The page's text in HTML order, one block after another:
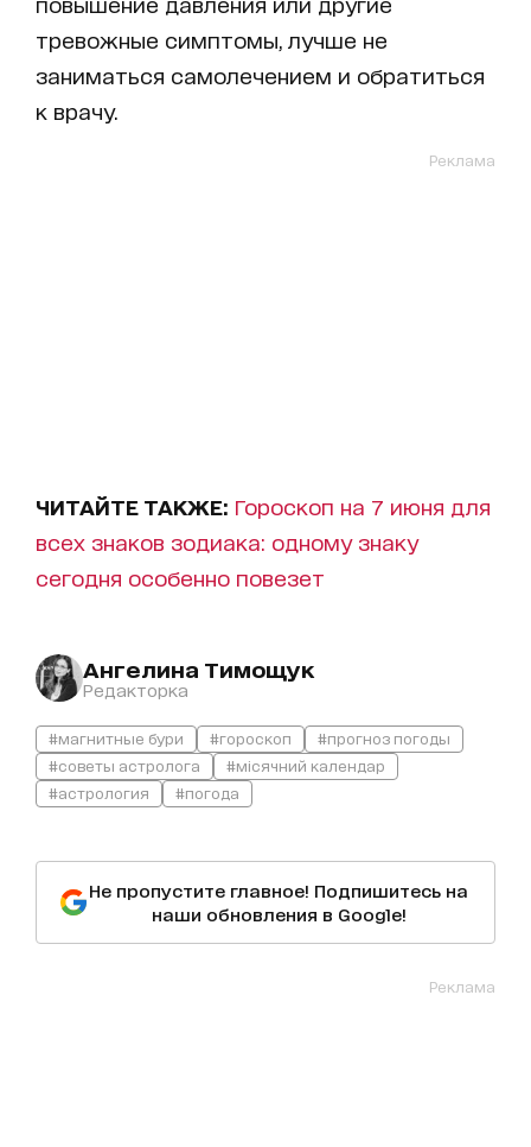
тревожные симптомы, лучше не
заниматься самолечением и обратиться
к врачу.
Реклама
ЧИТАЙТЕ ТАКЖЕ: Гороскоп на 7 июня для
всех знаков зодиака: одному знаку
сегодня особенно повезет
Ангелина Тимощук
Редакторка
#магнитные бури #гороскоп
#прогноз погоды
#советы астролога
#місячний календар
#астрология
#погода
Не пропустите главное! Подпишитесь на
наши обновления в Google!
Реклама